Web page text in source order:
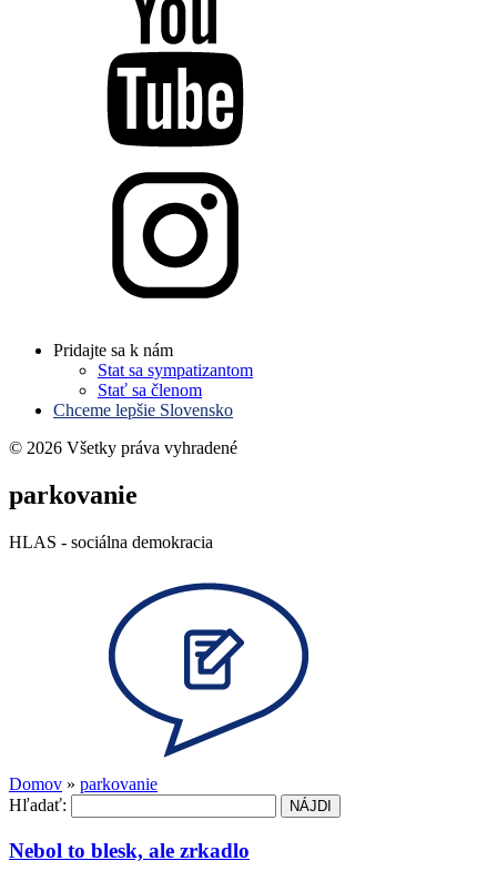
Pridajte sa k nám
Stat sa sympatizantom
Stať sa členom
Chceme lepšie Slovensko
© 2026 Všetky práva vyhradené
parkovanie
HLAS - sociálna demokracia
Domov » parkovanie
Hľadať:
Nebol to blesk, ale zrkadlo